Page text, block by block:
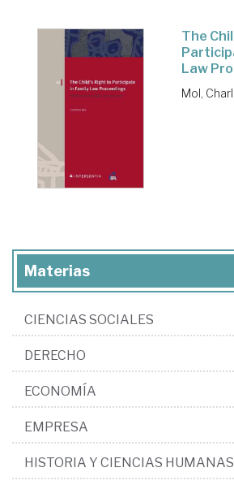
The
Law
Mol,
Materias
CIENCIAS SOCIALES
DERECHO
ECONOMÍA
EMPRESA
HISTORIA Y CIENCIAS HUMANAS